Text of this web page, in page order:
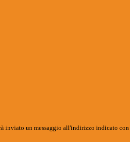
inviato un messaggio all'indirizzo indicato